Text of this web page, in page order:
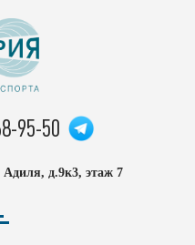
95-50
д.9к3, этаж 7